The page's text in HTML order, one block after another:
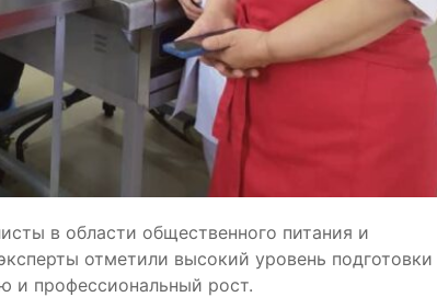
в области общественного питания и
отметили высокий уровень подготовки
и профессиональный рост.